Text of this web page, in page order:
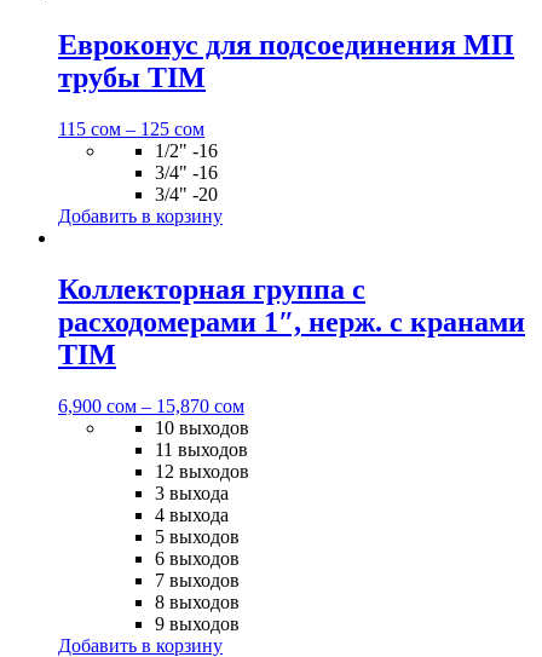
Евроконус для подсоединения МП
трубы TIM
115 сом – 125 сом
1/2" -16
3/4" -16
3/4" -20
Добавить в корзину
Коллекторная группа с
расходомерами 1″, нерж. с кранами
TIM
6,900 сом – 15,870 сом
10 выходов
11 выходов
12 выходов
3 выхода
4 выхода
5 выходов
6 выходов
7 выходов
8 выходов
9 выходов
Добавить в корзину